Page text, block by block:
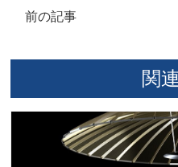
前の記事
関